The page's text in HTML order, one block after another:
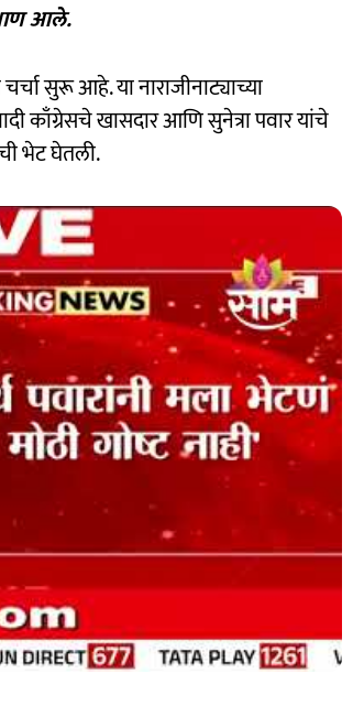
आले.
सुरू आहे. या नाराजीनाट्याच्या
काँग्रेसचे खासदार आणि सुनेत्रा पवार यांचे
भेट घेतली.